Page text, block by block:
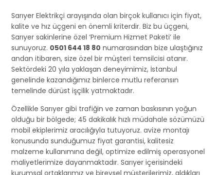
Sarıyer Elektrikçi arayışında olan birçok kullanıcı için fiyat,
kalite ve hız üçgeni en önemli kriterdir. Biz bu üçgeni,
Sarıyer sakinlerine özel ‘Premium Hizmet Paketi’ ile
sunuyoruz. 0501 644 18 80 numarasından bize ulaştığınız
andan itibaren, size özel bir müşteri temsilcisi atanır.
Sektördeki 20 yıla yaklaşan deneyimimiz, İstanbul
genelinde kazandığımız binlerce mutlu referansın
temelinde dürüst işçilik yatmaktadır.
Özellikle Sarıyer gibi trafiğin ve zaman baskısının yoğun
olduğu bir bölgede; 45 dakikalık hızlı müdahale sözümüzü
mobil ekiplerimiz aracılığıyla tutuyoruz. avize montajı
konusunda sunduğumuz fiyat garantisi, kalitesiz
malzeme kullanımına değil, optimize edilmiş operasyonel
maliyetlerimize dayanmaktadır. Sarıyer içerisindeki